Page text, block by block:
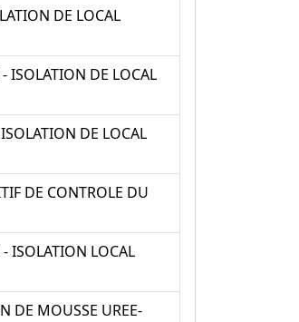
DE LOCAL
ISOLATION DE LOCAL
DE LOCAL
DE CONTROLE DU
ISOLATION LOCAL
DE MOUSSE UREE-